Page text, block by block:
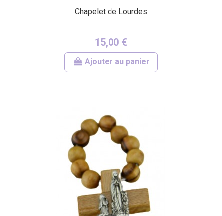
Chapelet de Lourdes
15,00 €
Ajouter au panier